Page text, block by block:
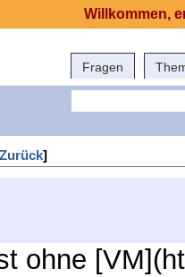
Fragen
Zurück]
ohne
Willkommen,